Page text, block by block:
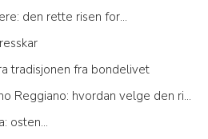
den rette risen for...
tradisjonen fra bondelivet
Parmigiano Reggiano: hvordan velge den riktige
osten...